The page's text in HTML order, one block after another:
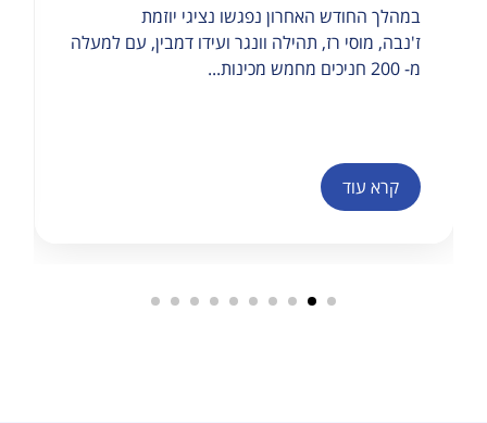
במהלך החודש האחרון נפגשו נציגי יוזמת
ז'נבה, מוסי רז, תהילה וונגר ועידו דמבין, עם למעלה
מ- 200 חניכים מחמש מכינות...
קרא עוד